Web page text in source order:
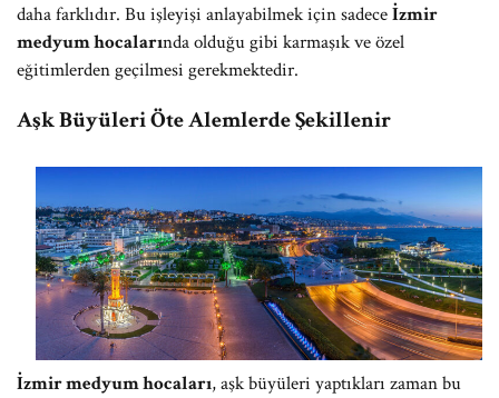
daha farklıdır. Bu işleyişi anlayabilmek için sadeceİzmir
medyum hocalarında olduğu gibi karmaşık ve özel
eğitimlerden geçilmesi gerekmektedir.
Aşk Büyüleri Öte Alemlerde Şekillenir
İzmir medyum hocaları, aşk büyüleri yaptıkları zaman bu